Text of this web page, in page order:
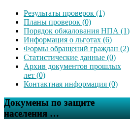
Результаты проверок (1)
Планы проверок (0)
Порядок обжалования НПА (1)
Информация о льготах (6)
Формы обращений граждан (2)
Статистические данные (0)
Архив документов прошлых
лет (0)
Контактная информация (0)
Докумены по защите
населения …